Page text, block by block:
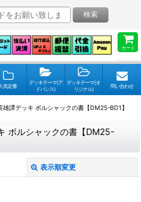
カート
検索
人気定番
デッキテーマ(ア
ドバンス)
デッキテーマ(オ
リジナル)
問い合わせ
雄譚デッキ ボルシャックの書【DM25-BD1】
ボルシャックの書【DM25-
表示順変更